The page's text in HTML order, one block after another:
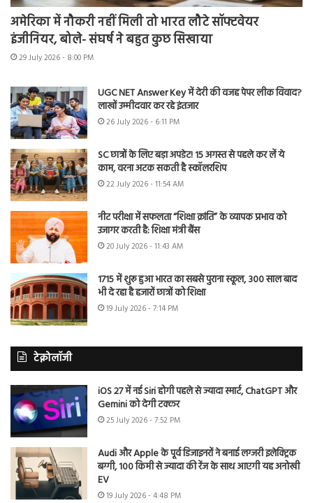
अमेरिका में नौकरी नहीं मिली तो भारत लौटे सॉफ्टवेयर
इंजीनियर, बोले- संघर्ष ने बहुत कुछ सिखाया
29 July 2026 - 8:00 PM
UGC NET Answer Key में देरी की वजह पेपर लीक विवाद?
लाखों उम्मीदवार कर रहे इंतजार
26 July 2026 - 6:11 PM
SC छात्रों के लिए बड़ा अपडेट! 15 अगस्त से पहले कर लें ये
काम, वरना अटक सकती है स्कॉलरशिप
22 July 2026 - 11:54 AM
नीट परीक्षा में सफलता “शिक्षा क्रांति” के व्यापक प्रभाव को
उजागर करती है: शिक्षा मंत्री बैंस
20 July 2026 - 11:43 AM
1715 में शुरू हुआ भारत का सबसे पुराना स्कूल, 300 साल बाद
भी दे रहा है हजारों छात्रों को शिक्षा
19 July 2026 - 7:14 PM
टेक्नोलॉजी
iOS 27 में नई Siri होगी पहले से ज्यादा स्मार्ट, ChatGPT और
Gemini को देगी टक्कर
25 July 2026 - 7:52 PM
Audi और Apple के पूर्व डिजाइनरों ने बनाई लग्जरी इलेक्ट्रिक
बग्गी, 100 किमी से ज्यादा की रेंज के साथ आएगी यह अनोखी
EV
19 July 2026 - 4:48 PM